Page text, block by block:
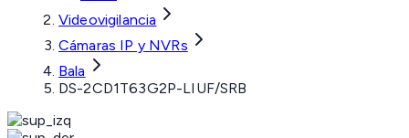
Videovigilancia
Cámaras IP y NVRs
Bala
DS-2CD1T63G2P-LIUF/SRB